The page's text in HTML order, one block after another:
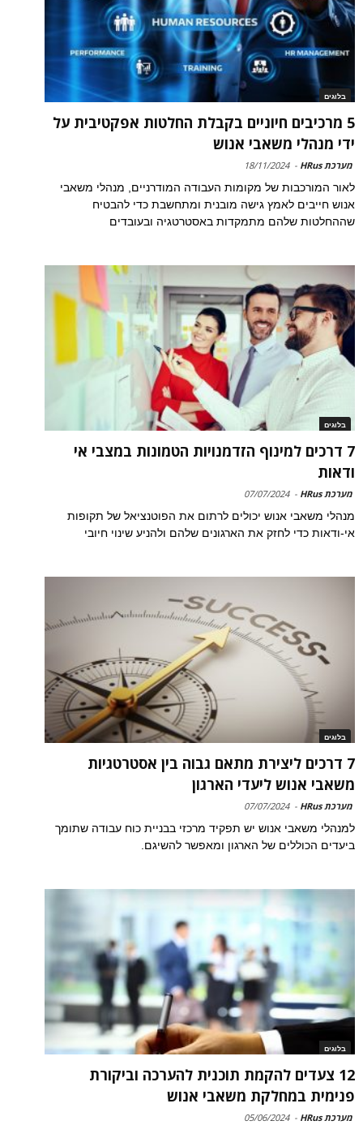
בלוגים
5 מרכיבים חיוניים בקבלת החלטות אפקטיבית על
ידי מנהלי משאבי אנוש
מערכת HRus -
18/11/2024
לאור המורכבות של מקומות העבודה המודרניים, מנהלי משאבי
אנוש חייבים לאמץ גישה מובנית ומתחשבת כדי להבטיח
שההחלטות שלהם מתמקדות באסטרטגיה ובעובדים
בלוגים
7 דרכים למינוף הזדמנויות הטמונות במצבי אי
ודאות
מערכת HRus -
07/07/2024
מנהלי משאבי אנוש יכולים לרתום את הפוטנציאל של תקופות
אי-ודאות כדי לחזק את הארגונים שלהם ולהניע שינוי חיובי
בלוגים
7 דרכים ליצירת מתאם גבוה בין אסטרטגיות
משאבי אנוש ליעדי הארגון
מערכת HRus -
07/07/2024
למנהלי משאבי אנוש יש תפקיד מרכזי בבניית כוח עבודה שתומך
ביעדים הכוללים של הארגון ומאפשר להשיגם.
בלוגים
12 צעדים להקמת תוכנית להערכה וביקורת
פנימית במחלקת משאבי אנוש
מערכת HRus -
05/06/2024